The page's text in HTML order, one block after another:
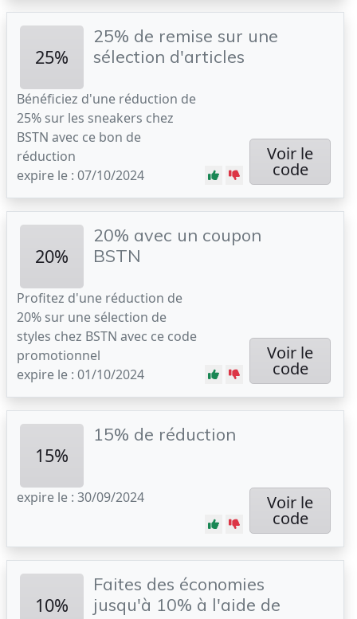
25%
25% de remise sur une
sélection d'articles
Bénéficiez d'une réduction de
25% sur les sneakers chez
BSTN avec ce bon de
réduction
expire le : 07/10/2024
Voir le
code
20%
20% avec un coupon
BSTN
Profitez d'une réduction de
20% sur une sélection de
styles chez BSTN avec ce code
promotionnel
expire le : 01/10/2024
Voir le
code
15%
15% de réduction
expire le : 30/09/2024 Voir le
code
10%
Faites des économies
jusqu'à 10% à l'aide de